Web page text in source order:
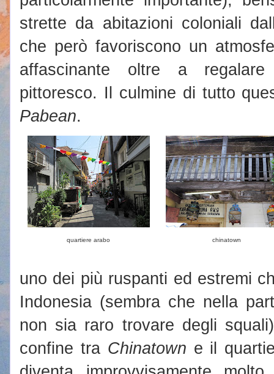
strette da abitazioni coloniali
che però favoriscono un
affascinante oltre a
pittoresco. Il culmine di tutto
Pabean.
quartiere arabo chinatown
uno dei più ruspanti ed estremi
Indonesia (sembra che nella
non sia raro trovare degli
confine tra Chinatown e il